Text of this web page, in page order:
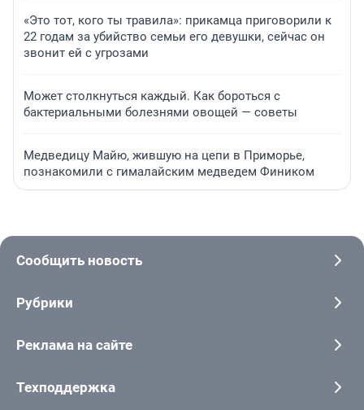
«Это тот, кого ты травила»: прикамца приговорили к
22 годам за убийство семьи его девушки, сейчас он
звонит ей с угрозами
Может столкнуться каждый. Как бороться с
бактериальными болезнями овощей — советы
Медведицу Майю, жившую на цепи в Приморье,
познакомили с гималайским медведем Фиником
Сообщить новость
Рубрики
Реклама на сайте
Техподдержка